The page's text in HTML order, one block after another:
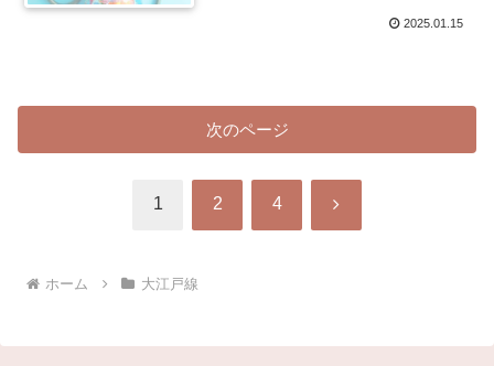
2025.01.15
次のページ
1 2 4 次
ホーム 大江戸線